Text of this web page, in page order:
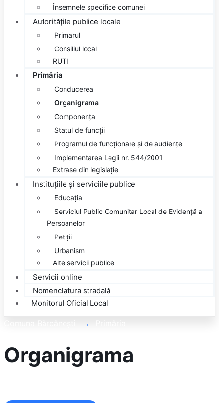
Însemnele specifice comunei
Autoritățile publice locale
Primarul
Consiliul local
RUTI
Primăria
Conducerea
Organigrama
Componența
Statul de funcții
Programul de funcționare și de audiențe
Implementarea Legii nr. 544/2001
Extrase din legislație
Instituțiile și serviciile publice
Educația
Serviciul Public Comunitar Local de Evidență a
Persoanelor
Petiții
Urbanism
Alte servicii publice
Servicii online
Nomenclatura stradală
Monitorul Oficial Local
Organigrama